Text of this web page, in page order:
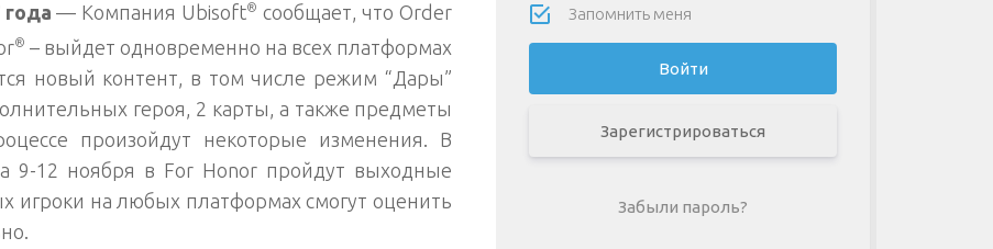
года— Компания Ubisoft® сообщает, что Order
® – выйдет одновременно на всех платформах
новый контент, в том числе режим “Дары”
героя, 2 карты, а также предметы
произойдут некоторые изменения. В
9-12 ноября в For Honor пройдут выходные
игроки на любых платформах смогут оценить
Запомнить меня
Зарегистрироваться
Забыли пароль?